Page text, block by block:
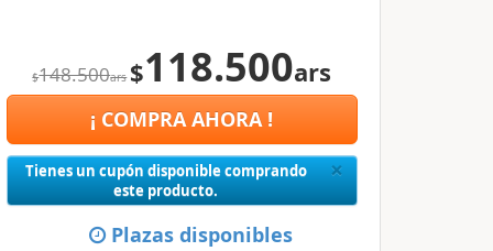
$148.500ars $118.500ars
¡ COMPRA AHORA !
×Close
Tienes un cupón disponible comprando
este producto.
Plazas disponibles